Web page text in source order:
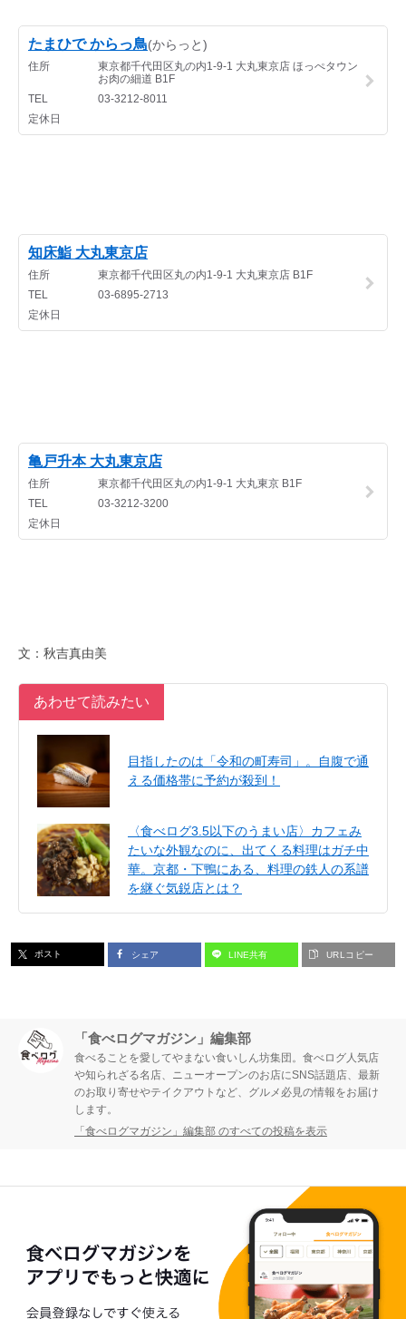
文：秋吉真由美
あわせて読みたい
目指したのは「令和の町寿司」。自腹で通
える価格帯に予約が殺到！
〈食べログ3.5以下のうまい店〉カフェみ
たいな外観なのに、出てくる料理はガチ中
華。京都・下鴨にある、料理の鉄人の系譜
を継ぐ気鋭店とは？
ポスト シェア LINE共有 URLコピー
「食べログマガジン」編集部
食べることを愛してやまない食いしん坊集団。食べログ人気店
や知られざる名店、ニューオープンのお店にSNS話題店、最新
のお取り寄せやテイクアウトなど、グルメ必見の情報をお届け
します。
「食べログマガジン」編集部 のすべての投稿を表示